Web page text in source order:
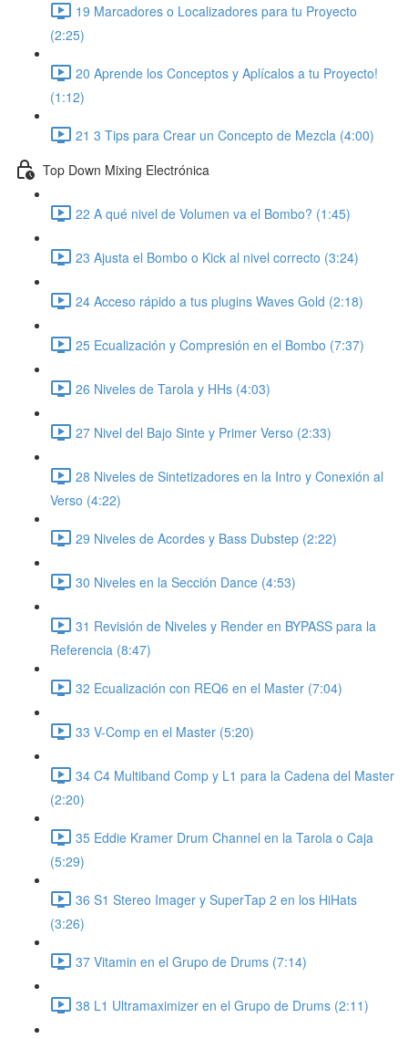
19 Marcadores o Localizadores para tu Proyecto
(2:25)
20 Aprende los Conceptos y Aplícalos a tu Proyecto!
(1:12)
21 3 Tips para Crear un Concepto de Mezcla (4:00)
Top Down Mixing Electrónica
22 A qué nivel de Volumen va el Bombo? (1:45)
23 Ajusta el Bombo o Kick al nivel correcto (3:24)
24 Acceso rápido a tus plugins Waves Gold (2:18)
25 Ecualización y Compresión en el Bombo (7:37)
26 Niveles de Tarola y HHs (4:03)
27 Nivel del Bajo Sinte y Primer Verso (2:33)
28 Niveles de Sintetizadores en la Intro y Conexión al
Verso (4:22)
29 Niveles de Acordes y Bass Dubstep (2:22)
30 Niveles en la Sección Dance (4:53)
31 Revisión de Niveles y Render en BYPASS para la
Referencia (8:47)
32 Ecualización con REQ6 en el Master (7:04)
33 V-Comp en el Master (5:20)
34 C4 Multiband Comp y L1 para la Cadena del Master
(2:20)
35 Eddie Kramer Drum Channel en la Tarola o Caja
(5:29)
36 S1 Stereo Imager y SuperTap 2 en los HiHats
(3:26)
37 Vitamin en el Grupo de Drums (7:14)
38 L1 Ultramaximizer en el Grupo de Drums (2:11)